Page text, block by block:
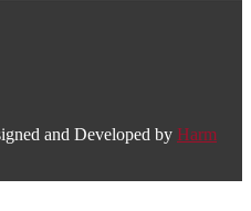
and Developed by Harm